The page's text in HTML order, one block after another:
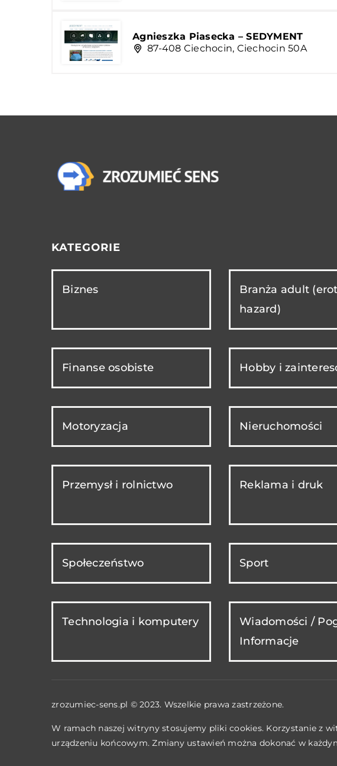
Agnieszka Piasecka – SEDYMENT
87-408 Ciechocin, Ciechocin 50A
KATEGORIE
Biznes
Branża adult
hazard)
Finanse osobiste Hobby i
Motoryzacja Nieruchomości
Przemysł i rolnictwo Reklama i druk
Społeczeństwo Sport
Technologia i komputery
Wiadomości /
Informacje
zrozumiec-sens.pl © 2023. Wszelkie prawa zastrzeżone.
W ramach naszej witryny stosujemy pliki cookies. Korzystanie z
urządzeniu końcowym. Zmiany ustawień można dokonać w